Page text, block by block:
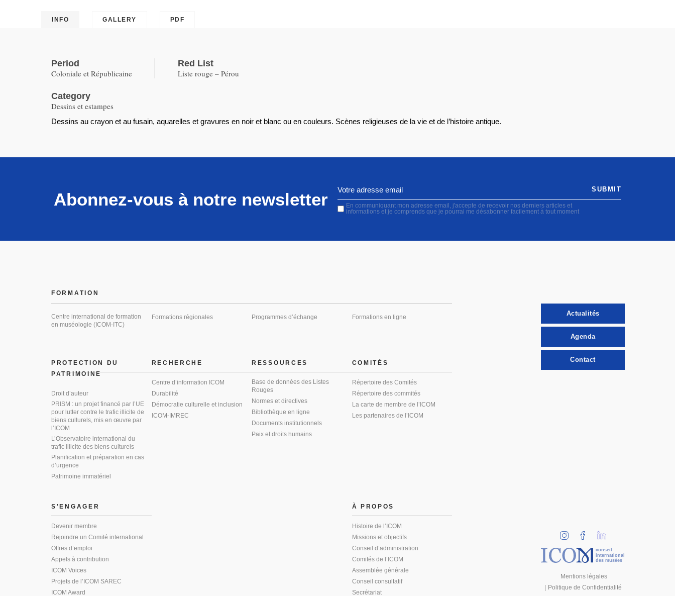
INFO GALLERY PDF
Period
Coloniale et Républicaine
Red List
Liste rouge – Pérou
Category
Dessins et estampes
Dessins au crayon et au fusain, aquarelles et gravures en noir et blanc ou en couleurs. Scènes religieuses de la vie et de l’histoire antique.
Abonnez-vous à notre newsletter
En communiquant mon adresse email, j'accepte de recevoir nos derniers articles et
informations et je comprends que je pourrai me désabonner facilement à tout moment
SUBMIT
PROTECTION DU
PATRIMOINE
Droit d’auteur
PRISM : un projet financé par l’UE
pour lutter contre le trafic illicite de
biens culturels, mis en œuvre par
l’ICOM
L’Observatoire international du
trafic illicite des biens culturels
Planification et préparation en cas
d’urgence
Patrimoine immatériel
FORMATION
Centre international de formation
en muséologie (ICOM-ITC)
Formations régionales Programmes d’échange Formations en ligne
RECHERCHE
Centre d’information ICOM
Durabilité
Démocratie culturelle et inclusion
ICOM-IMREC
RESSOURCES
Base de données des Listes
Rouges
Normes et directives
Bibliothèque en ligne
Documents institutionnels
Paix et droits humains
COMITÉS
Répertoire des Comités
Répertoire des commités
La carte de membre de l’ICOM
Les partenaires de l’ICOM
S’ENGAGER
Devenir membre
Rejoindre un Comité international
Offres d’emploi
Appels à contribution
ICOM Voices
Projets de l’ICOM SAREC
ICOM Award
À PROPOS
Histoire de l’ICOM
Missions et objectifs
Conseil d’administration
Comités de l’ICOM
Assemblée générale
Conseil consultatif
Secrétariat
Actualités
Agenda
Contact
conseil
international
des musées
Mentions légales
Politique de Confidentialité